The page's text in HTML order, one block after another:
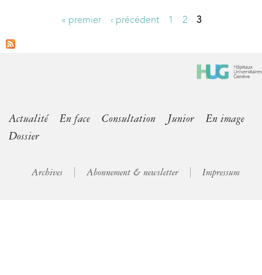
P
s
« premier ‹ précédent 1 2 3
Actualité En face Consultation Junior
En image
Dossier
Archives Abonnement & newsletter Impressum